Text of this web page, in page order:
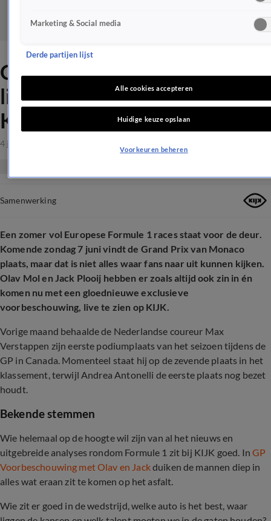
Olav Mol en Jack Plooij gaan
live F1 voorbeschouwen op
KIJK
4 juni 2026, 09:00
Samenwerking
Een zomer vol Europese Formule 1 races staat voor de deur.
Komende zondag 7 juni vindt de Grand Prix van Monaco
plaats, maar dat is niet alles waar fans naar uit kunnen kijken.
Olav Mol en Jack Plooij hebben er zoals altijd ook zin in én
komen nu met een gloednieuwe exclusieve
voorbeschouwing, live te zien op KIJK.
Vorige maand behaalde de Nederlandse coureur Max
Verstappen zijn eerste podiumplaats van het seizoen tijdens de
GP in Canada. Momenteel staat hij op de zevende plaats in het
klassement, terwijl Andrea Antonelli de eerste plaats nog bezet
houdt.
Bekende stemmen
Wie helemaal op de hoogte wil zijn van al het nieuws en
uitgebreide analyses rondom Formule 1 zit bij KIJK goed. InGP
Voorbeschouwing met Olav en Jackduiken de mannen diep in
alles wat eraan zit te komen op het asfalt.
Wie zit er goed in de wedstrijd, welke auto is het best, waar
Marketing & Social media
Derde partijen lijst
Alle cookies accepteren
Huidige keuze opslaan
Voorkeuren beheren